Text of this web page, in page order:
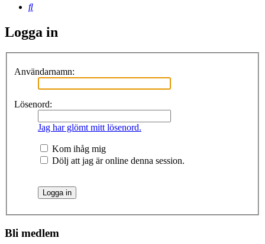
Sök
Logga in
Användarnamn:
Lösenord:
Jag har glömt mitt lösenord.
Kom ihåg mig
Dölj att jag är online denna session.
Bli medlem